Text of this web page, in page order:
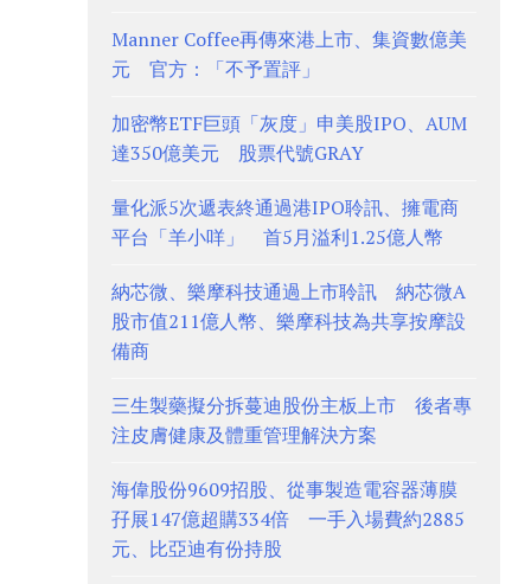
Manner Coffee再傳來港上市、集資數億美
元 官方：「不予置評」
加密幣ETF巨頭「灰度」申美股IPO、AUM
達350億美元 股票代號GRAY
量化派5次遞表終通過港IPO聆訊、擁電商
平台「羊小咩」 首5月溢利1.25億人幣
納芯微、樂摩科技通過上市聆訊 納芯微A
股市值211億人幣、樂摩科技為共享按摩設
備商
三生製藥擬分拆蔓迪股份主板上市 後者專
注皮膚健康及體重管理解決方案
海偉股份9609招股、從事製造電容器薄膜
孖展147億超購334倍 一手入場費約2885
元、比亞迪有份持股